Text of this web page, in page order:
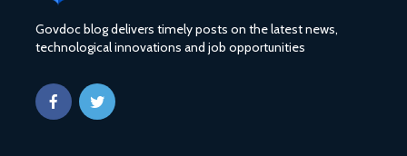
Govdoc blog delivers timely posts on the latest news,
technological innovations and job opportunities